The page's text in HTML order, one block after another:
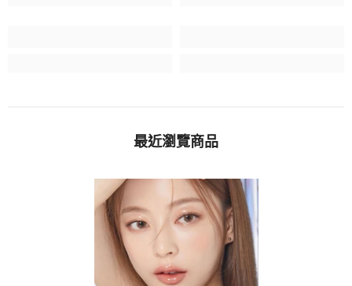
最近瀏覽商品